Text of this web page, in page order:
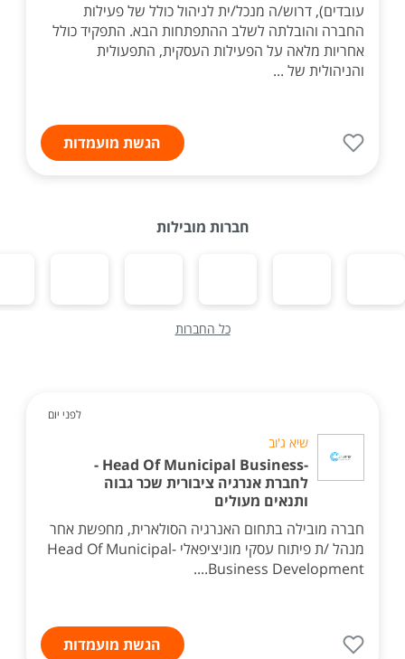
עובדים), דרוש/ה מנכל/ית לניהול כולל של פעילות
החברה והובלתה לשלב ההתפתחות הבא. התפקיד כולל
אחריות מלאה על הפעילות העסקית, התפעולית
והניהולית של ...
הגשת מועמדות
חברות מובילות
כל החברות
לפני יום
שיא ג'וב
-Head Of Municipal Business -
לחברת אנרגיה ציבורית שכר גבוה
ותנאים מעולים
חברה מובילה בתחום האנרגיה הסולארית, מחפשת אחר
מנהל /ת פיתוח עסקי מוניציפאלי -Head Of Municipal
Business Development....
הגשת מועמדות